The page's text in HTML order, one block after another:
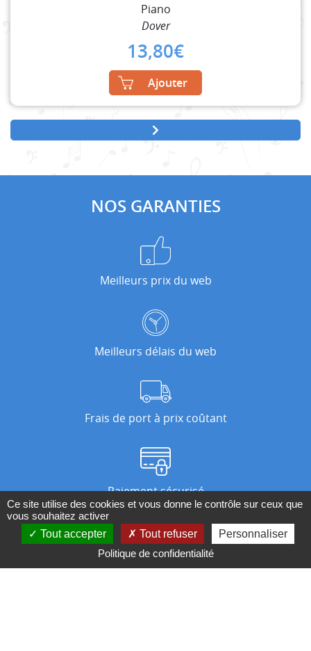
Piano
Dover
13,80€
Ajouter
NOS GARANTIES
Meilleurs prix du web
Meilleurs délais du web
Frais de port à prix coûtant
Paiement sécurisé
Nos magasins
Ce site utilise des cookies et vous donne le contrôle sur ceux que
vous souhaitez activer
Tout accepter
Tout refuser
Personnaliser
Politique de confidentialité